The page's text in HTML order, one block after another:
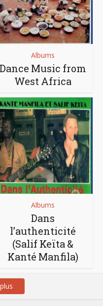
Albums
Dance Music from
West Africa
Albums
Dans
l’authenticité
(Salif Keïta &
Kanté Manfila)